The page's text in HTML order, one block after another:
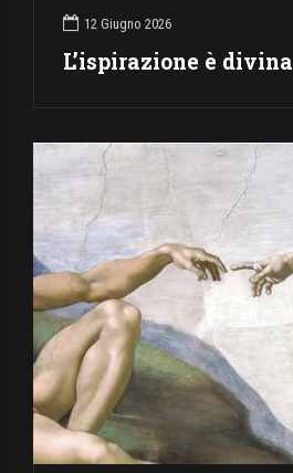
12 Giugno 2026
L’ispirazione è divina